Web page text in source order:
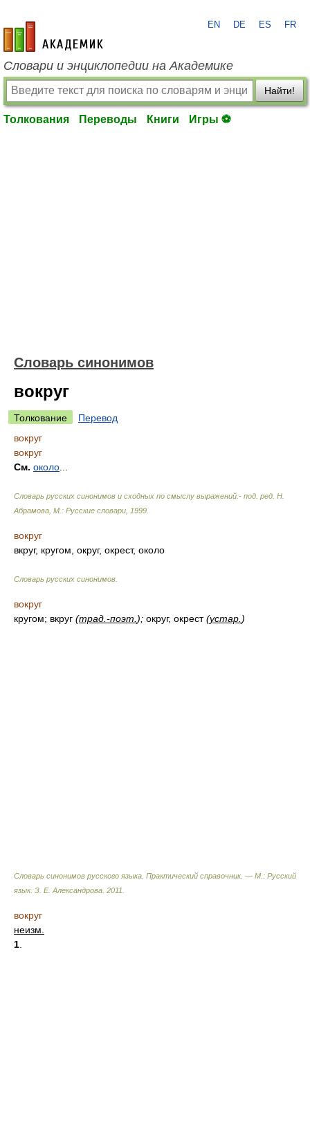
academic.ru
EN DE ES FR
Словари и энциклопедии на Академике
Найти!
Толкования Переводы Книги Игры ⚽
Словарь синонимов
вокруг
Толкование
Перевод
вокруг
вокруг
См. около
Словарь русских синонимов и сходных по смыслу выражений.- под. ред. Н.
Абрамова, М.: Русские словари 1999
вокруг
вкруг, кругом, округ, окрест, около
Словарь русских синонимов
вокруг
кругом; вкруг (трад.-поэт. ); округ, окрест(устар. )
Словарь синонимов русского языка. Практический справочник. — М.: Русский
язык. З. Е. Александрова 2011
вокруг
неизм.
1